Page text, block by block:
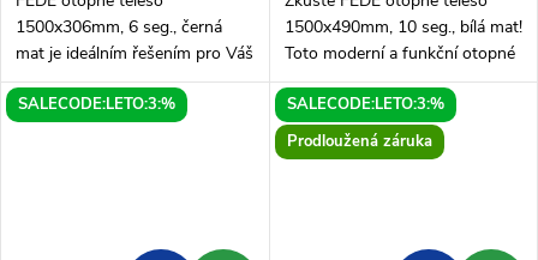
1500x306mm, 6 seg., černá
mat je ideálním řešením pro Váš
domov. S moderním designem
a maximální účinností Vám
1500x490mm, 10 seg., bílá mat!
Toto moderní a funkční otopné
těleso je ideální volbou pro
Vaše domácnosti, kanceláře
nebo jiné prostory. S délkou...
SALECODE:LETO:3:%
SALECODE:LETO:3:%
Prodloužená záruka